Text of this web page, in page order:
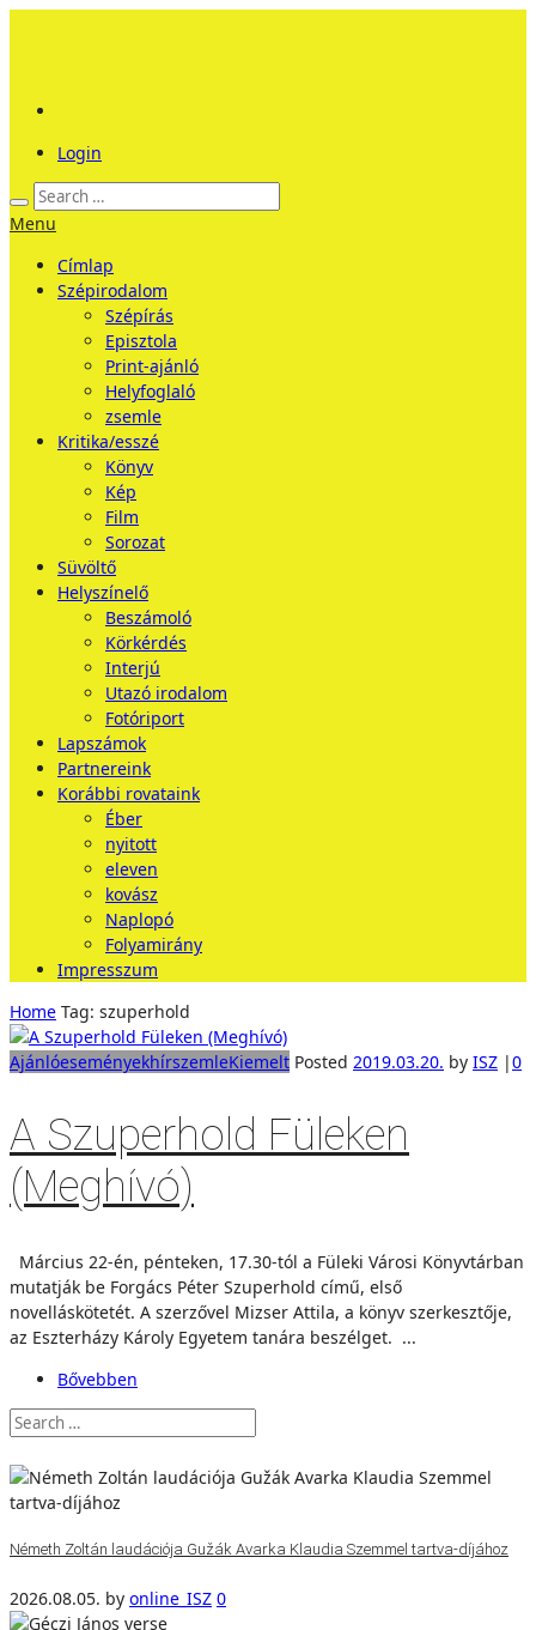
Login
Menu
Címlap
Szépirodalom
Szépírás
Episztola
Print-ajánló
Helyfoglaló
zsemle
Kritika/esszé
Könyv
Kép
Film
Sorozat
Süvöltő
Helyszínelő
Beszámoló
Körkérdés
Interjú
Utazó irodalom
Fotóriport
Lapszámok
Partnereink
Korábbi rovataink
Éber
nyitott
eleven
kovász
Naplopó
Folyamirány
Impresszum
Home Tag: szuperhold
AjánlóeseményekhírszemleKiemelt Posted 2019.03.20. by ISZ |0
A Szuperhold Füleken
(Meghívó)
Március 22-én, pénteken, 17.30-tól a Füleki Városi Könyvtárban
mutatják be Forgács Péter Szuperhold című, első
novelláskötetét. A szerzővel Mizser Attila, a könyv szerkesztője,
az Eszterházy Károly Egyetem tanára beszélget. ...
Bővebben
Németh Zoltán laudációja Gužák Avarka Klaudia Szemmel tartva-díjához
2026.08.05. by online_ISZ 0